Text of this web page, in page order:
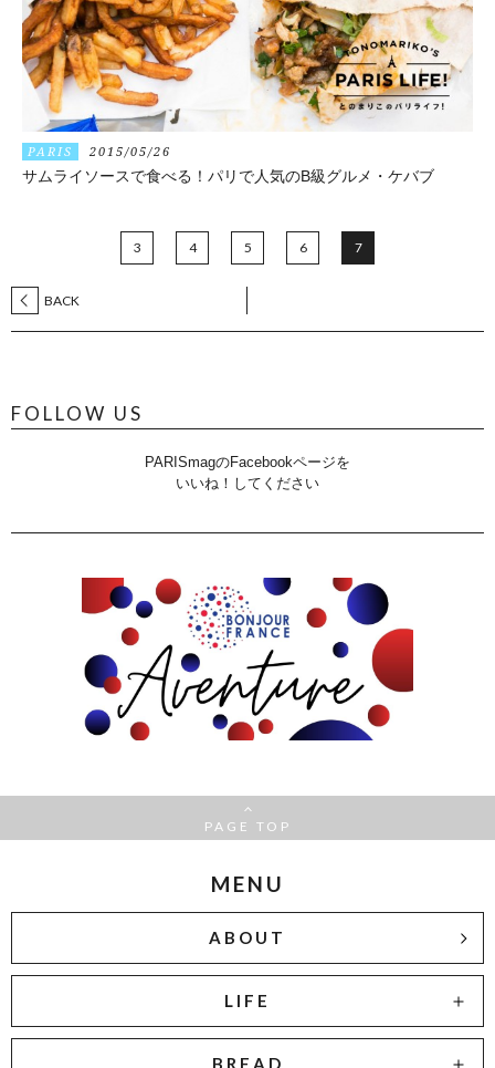
PARIS 2015/05/26
サムライソースで食べる！パリで人気のB級グルメ・ケバブ
BACK
3 4 5 6 7
FOLLOW US
PARISmagのFacebookページを
いいね！してください
PAGE TOP
MENU
ABOUT
LIFE
BREAD